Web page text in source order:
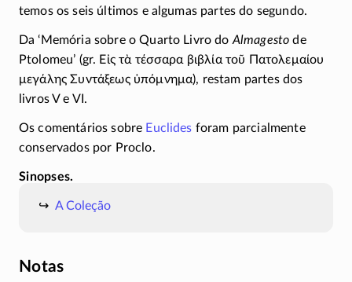
temos os seis últimos e algumas partes do segundo.
Da ‘Memória sobre o Quarto Livro do Almagesto de
Ptolomeu’ (gr. Εἰς τὰ τέσσαρα βιβλία τοῦ Πατολεμαίου
μεγάλης Συντάξεως ὑπόμνημα), restam partes dos
livros V e VI.
Os comentários sobre Euclides foram parcialmente
conservados por Proclo.
Sinopses
A Coleção
Notas